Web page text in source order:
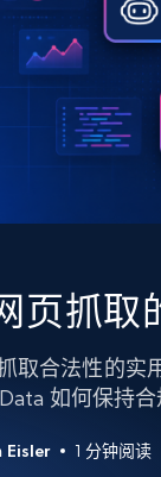
爬虫
键启
代理服务
动态
用于
为各
爬虫
代理基础
网站地图
页抓取
取合法性的实
如何保持合
Eisler 1 分钟阅读